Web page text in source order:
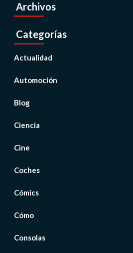
Archivos
Categorías
Actualidad
Automoción
Blog
Ciencia
Cine
Coches
Cómics
Cómo
Consolas